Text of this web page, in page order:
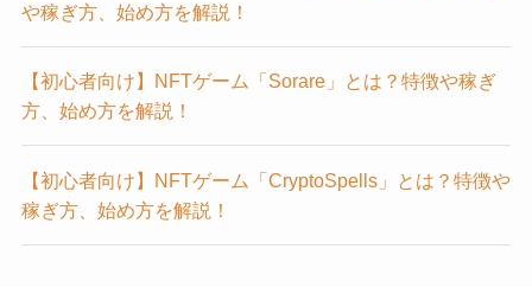
や稼ぎ方、始め方を解説！
【初心者向け】NFTゲーム「Sorare」とは？特徴や稼ぎ
方、始め方を解説！
【初心者向け】NFTゲーム「CryptoSpells」とは？特徴や
稼ぎ方、始め方を解説！